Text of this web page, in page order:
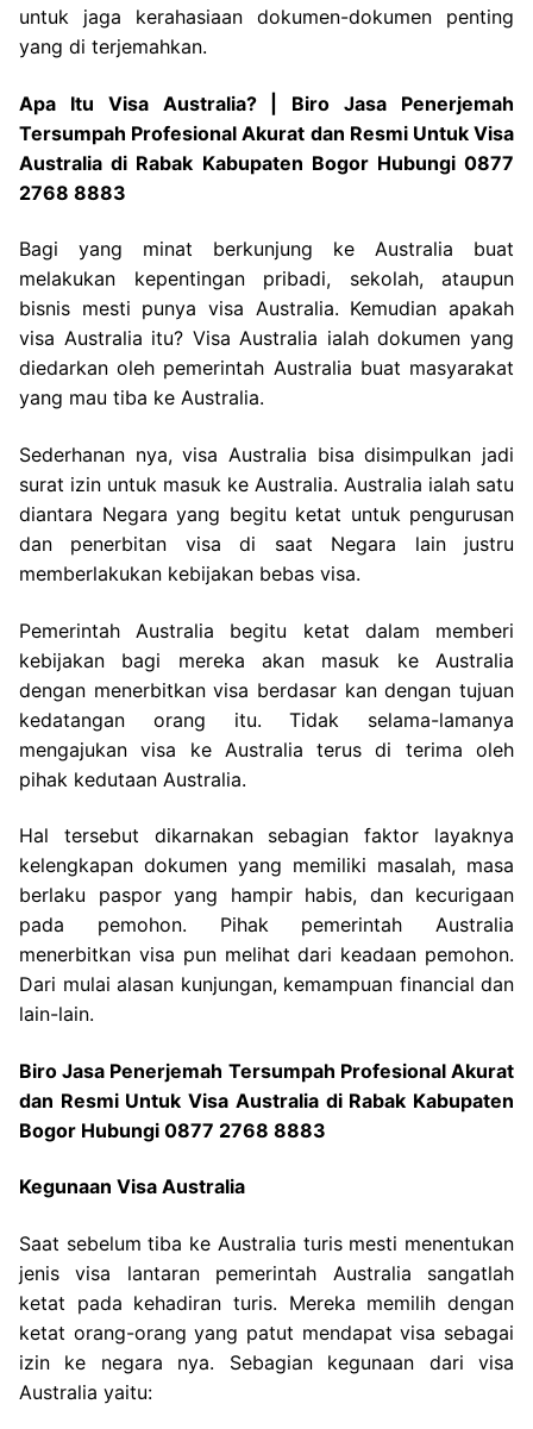
untuk jaga kerahasiaan dokumen-dokumen penting
yang di terjemahkan.
Apa Itu Visa Australia? | Biro Jasa Penerjemah
Tersumpah Profesional Akurat dan Resmi Untuk Visa
Australia di Rabak Kabupaten Bogor Hubungi 0877
2768 8883
Bagi yang minat berkunjung ke Australia buat
melakukan kepentingan pribadi, sekolah, ataupun
bisnis mesti punya visa Australia. Kemudian apakah
visa Australia itu? Visa Australia ialah dokumen yang
diedarkan oleh pemerintah Australia buat masyarakat
yang mau tiba ke Australia.
Sederhanan nya, visa Australia bisa disimpulkan jadi
surat izin untuk masuk ke Australia. Australia ialah satu
diantara Negara yang begitu ketat untuk pengurusan
dan penerbitan visa di saat Negara lain justru
memberlakukan kebijakan bebas visa.
Pemerintah Australia begitu ketat dalam memberi
kebijakan bagi mereka akan masuk ke Australia
dengan menerbitkan visa berdasar kan dengan tujuan
kedatangan orang itu. Tidak selama-lamanya
mengajukan visa ke Australia terus di terima oleh
pihak kedutaan Australia.
Hal tersebut dikarnakan sebagian faktor layaknya
kelengkapan dokumen yang memiliki masalah, masa
berlaku paspor yang hampir habis, dan kecurigaan
pada pemohon. Pihak pemerintah Australia
menerbitkan visa pun melihat dari keadaan pemohon.
Dari mulai alasan kunjungan, kemampuan financial dan
lain-lain.
Biro Jasa Penerjemah Tersumpah Profesional Akurat
dan Resmi Untuk Visa Australia di Rabak Kabupaten
Bogor Hubungi 0877 2768 8883
Kegunaan Visa Australia
Saat sebelum tiba ke Australia turis mesti menentukan
jenis visa lantaran pemerintah Australia sangatlah
ketat pada kehadiran turis. Mereka memilih dengan
ketat orang-orang yang patut mendapat visa sebagai
izin ke negara nya. Sebagian kegunaan dari visa
Australia yaitu: